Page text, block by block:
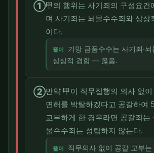
①甲의 행위는 사기죄의 구성요건
며 사기죄는 뇌물수수죄와 상상
이다.
풀이
기망 금품수수는 사기죄·뇌
상상적 경합 — 옳음.
②만약 甲이 직무집행의 의사 없
면허를 박탈하겠다고 공갈하여
교부하게 한 경우라면 공갈죄는
물수수죄는 성립하지 않는다.
풀이
직무의사 없이 공갈 교부는